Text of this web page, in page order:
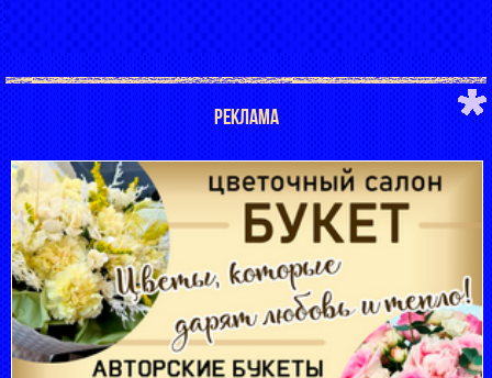
РЕКЛАМА